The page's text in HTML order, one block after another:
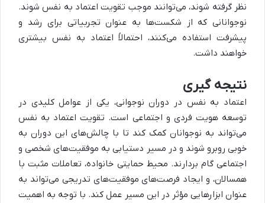
نظر گرفته شوند، می‌توانند موجب تقویت اعتماد به نفس شوند.
نوجوانانی که از شکست‌ها به عنوان تجربیاتی برای رشد و
پیشرفت استفاده می‌کنند، احتمالاً اعتماد به نفس بیشتری
خواهند داشت.
نتیجه گیری
اعتماد به نفس در دوران نوجوانی، یکی از عوامل کلیدی در
توسعه هویت فردی و اجتماعی است. تقویت اعتماد به نفس
می‌تواند به نوجوانان کمک کند تا با چالش‌های این دوران به
خوبی روبرو شوند و در مسیر دستیابی به موفقیت‌های شخصی و
اجتماعی گام بردارند. محیط حمایتی خانواده، تعاملات مثبت با
همسالان، و ایجاد فرصت‌های موفقیت‌های تدریجی می‌تواند به
عنوان ابزارهایی مؤثر در این مسیر عمل کند. با توجه به اهمیت